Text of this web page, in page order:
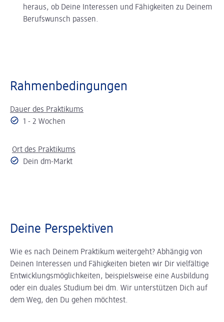
heraus, ob Deine Interessen und Fähigkeiten zu Deinem
Berufswunsch passen.
Rahmenbedingungen
Dauer des Praktikums
1 - 2 Wochen
Ort des Praktikums
Dein dm-Markt
Deine Perspektiven
Wie es nach Deinem Praktikum weitergeht? Abhängig von
Deinen Interessen und Fähigkeiten bieten wir Dir vielfältige
Entwicklungsmöglichkeiten, beispielsweise eine Ausbildung
oder ein duales Studium bei dm. Wir unterstützen Dich auf
dem Weg, den Du gehen möchtest.